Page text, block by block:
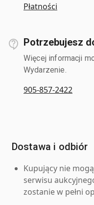
Płatności
Potrzebujesz
Więcej informacji
Wydarzenie.
905-857-2422
Dostawa i odbiór
Kupujący nie
serwisu
zostanie w pełni